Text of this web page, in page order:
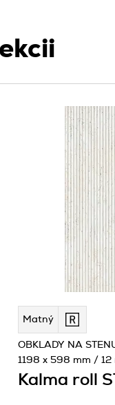
Matný
Kalma roll
OBKLADY NA
1198 x 598 mm / 12